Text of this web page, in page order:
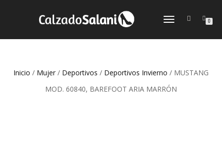
CAMBIAR
0
Inicio / Mujer / Deportivos / Deportivos Invierno / MUSTANG
MOD. 60840, BAREFOOT ARIA MARRÓN